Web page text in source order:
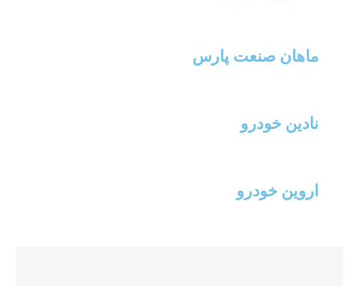
ماهان صنعت پارس
نادین خودرو
اروین خودرو